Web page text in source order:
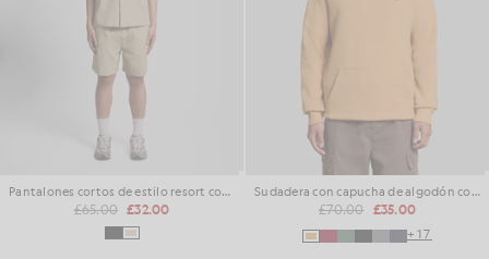
Pantalones cortos de estilo resort con textura
£65.00 £32.00
Sudadera con capucha de algodón con forro polar
£70.00 £35.00
+17